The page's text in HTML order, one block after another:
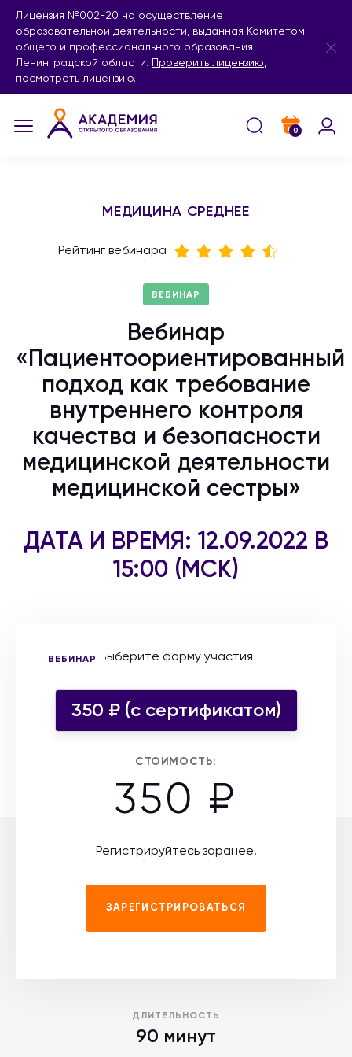
Лицензия №002-20 на осуществление
образовательной деятельности, выданная Комитетом
общего и профессионального образования
Ленинградской области.
Проверить лицензию,
посмотреть лицензию.
0
МЕДИЦИНА СРЕДНЕЕ
Рейтинг вебинара
ВЕБИНАР
Вебинар
«Пациентоориентированный
подход как требование
внутреннего контроля
качества и безопасности
медицинской деятельности
медицинской сестры»
ДАТА И ВРЕМЯ: 12.09.2022 В
15:00 (МСК)
ВЕБИНАР Выберите форму участия
350 ₽ (c сертификатом)
СТОИМОСТЬ:
350 ₽
Регистрируйтесь заранее!
ЗАРЕГИСТРИРОВАТЬСЯ
ДЛИТЕЛЬНОСТЬ
90 минут